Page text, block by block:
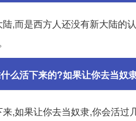
,而是西方人还没有新大陆的
么活下来的?如果让你去当奴
,如果让你去当奴隶,你会活